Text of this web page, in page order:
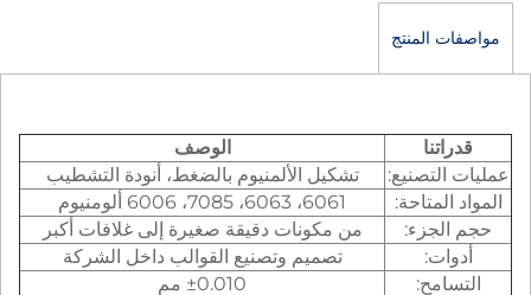
تشكيل الألمنيوم بالضغط، أنودة التشطيب
6061، 6063، 7085، 6006 ألومنيوم
من مكونات دقيقة صغيرة إلى غلافات أكبر
تصميم وتصنيع القوالب داخل الشركة